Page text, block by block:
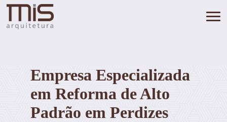
Empresa Especializada
em Reforma de Alto
Padrão em Perdizes